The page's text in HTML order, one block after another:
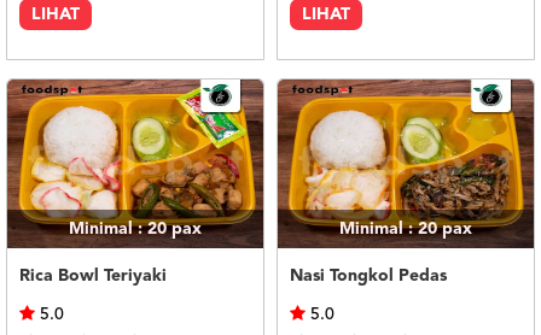
LIHAT LIHAT
Minimal : 20pax
Rica Bowl Teriyaki
5.0
Minimal : 20pax
Nasi Tongkol Pedas
5.0